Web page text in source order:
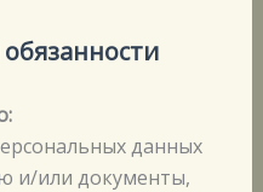
данных
и/или документы,